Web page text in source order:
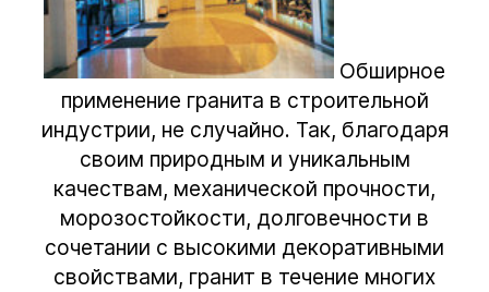
Обширное
применение гранита в строительной
индустрии, не случайно. Так, благодаря
своим природным и уникальным
качествам, механической прочности,
морозостойкости, долговечности в
сочетании с высокими декоративными
свойствами, гранит в течение многих